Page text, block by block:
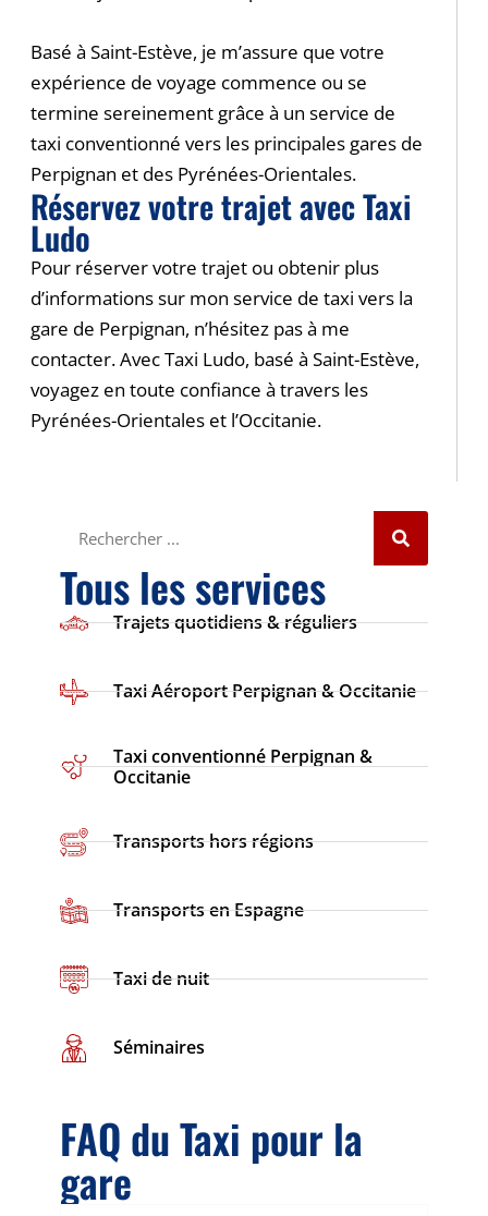
Basé à Saint-Estève, je m’assure que votre
expérience de voyage commence ou se
termine sereinement grâce à un service de
taxi conventionné vers les principales gares de
Perpignan et des Pyrénées-Orientales.
Réservez votre trajet avec Taxi
Ludo
Pour réserver votre trajet ou obtenir plus
d’informations sur mon service de taxi vers la
gare de Perpignan, n’hésitez pas à me
contacter. Avec Taxi Ludo, basé à Saint-Estève,
voyagez en toute confiance à travers les
Pyrénées-Orientales et l’Occitanie.
Tous les services
Trajets quotidiens & réguliers
Taxi Aéroport Perpignan & Occitanie
Taxi conventionné Perpignan &
Occitanie
Transports hors régions
Transports en Espagne
Taxi de nuit
Séminaires
FAQ du Taxi pour la
gare